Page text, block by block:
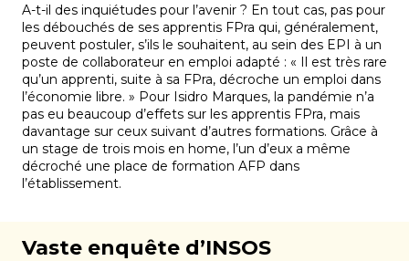
A-t-il des inquiétudes pour l’avenir ? En tout cas, pas pour
les débouchés de ses apprentis FPra qui, généralement,
peuvent postuler, s’ils le souhaitent, au sein des EPI à un
poste de collaborateur en emploi adapté : « Il est très rare
qu’un apprenti, suite à sa FPra, décroche un emploi dans
l’économie libre. » Pour Isidro Marques, la pandémie n’a
pas eu beaucoup d’effets sur les apprentis FPra, mais
davantage sur ceux suivant d’autres formations. Grâce à
un stage de trois mois en home, l’un d’eux a même
décroché une place de formation AFP dans
l’établissement.
Vaste enquête d’INSOS